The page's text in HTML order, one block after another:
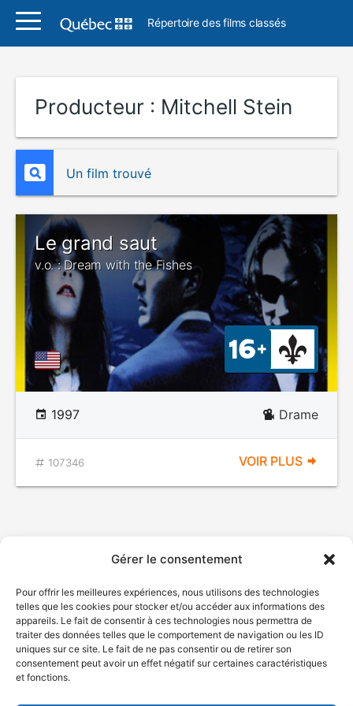
Gérer le consentement
Pour offrir les meilleures expériences, nous utilisons des technologies
telles que les cookies pour stocker et/ou accéder aux informations des
appareils. Le fait de consentir à ces technologies nous permettra de
traiter des données telles que le comportement de navigation ou les ID
uniques sur ce site. Le fait de ne pas consentir ou de retirer son
consentement peut avoir un effet négatif sur certaines caractéristiques
et fonctions.
Répertoire des films classés
Producteur : Mitchell Stein
Un film trouvé
Le grand saut
v.o. : Dream with the Fishes
1997 Drame
107346 VOIR PLUS